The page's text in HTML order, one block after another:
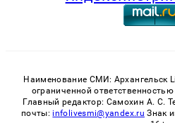
Наименование СМИ: Архангельск
ограниченной
Главный редактор: Самохин А. С.
почты: infolivesmi@yandex.ru Знак